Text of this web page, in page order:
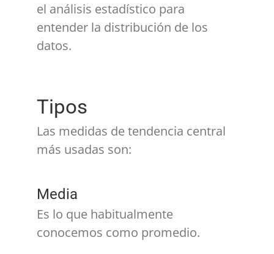
el análisis estadístico para
entender la distribución de los
datos.
Tipos
Las medidas de tendencia central
más usadas son:
Media
Es lo que habitualmente
conocemos como promedio.